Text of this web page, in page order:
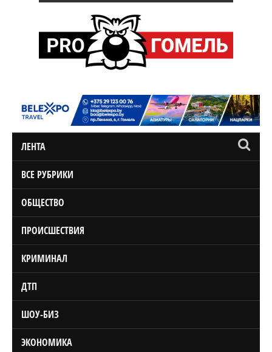
ЛЕНТА
ВСЕ РУБРИКИ
ОБЩЕСТВО
ПРОИСШЕСТВИЯ
КРИМИНАЛ
ДТП
ШОУ-БИЗ
ЭКОНОМИКА